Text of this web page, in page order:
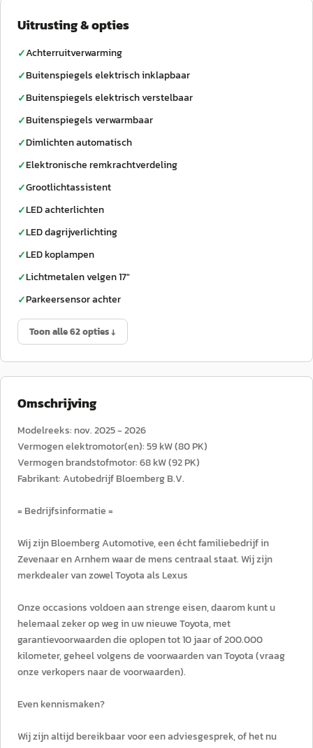
Uitrusting & opties
✓Achterruitverwarming
✓Buitenspiegels elektrisch inklapbaar
✓Buitenspiegels elektrisch verstelbaar
✓Buitenspiegels verwarmbaar
✓Dimlichten automatisch
✓Elektronische remkrachtverdeling
✓Grootlichtassistent
✓LED achterlichten
✓LED dagrijverlichting
✓LED koplampen
✓Lichtmetalen velgen 17"
✓Parkeersensor achter
Toon alle 62 opties ↓
Omschrijving
Modelreeks: nov. 2025 - 2026
Vermogen elektromotor(en): 59 kW (80 PK)
Vermogen brandstofmotor: 68 kW (92 PK)
Fabrikant: Autobedrijf Bloemberg B.V.
= Bedrijfsinformatie =
Wij zijn Bloemberg Automotive, een écht familiebedrijf in
Zevenaar en Arnhem waar de mens centraal staat. Wij zijn
merkdealer van zowel Toyota als Lexus
Onze occasions voldoen aan strenge eisen, daarom kunt u
helemaal zeker op weg in uw nieuwe Toyota, met
garantievoorwaarden die oplopen tot 10 jaar of 200.000
kilometer, geheel volgens de voorwaarden van Toyota (vraag
onze verkopers naar de voorwaarden).
Even kennismaken?
Wij zijn altijd bereikbaar voor een adviesgesprek, of het nu